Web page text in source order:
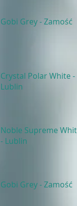
Gobi Grey - Zamość
Crystal Polar White -
Lublin
Noble Supreme White
- Lublin
Gobi Grey - Zamość